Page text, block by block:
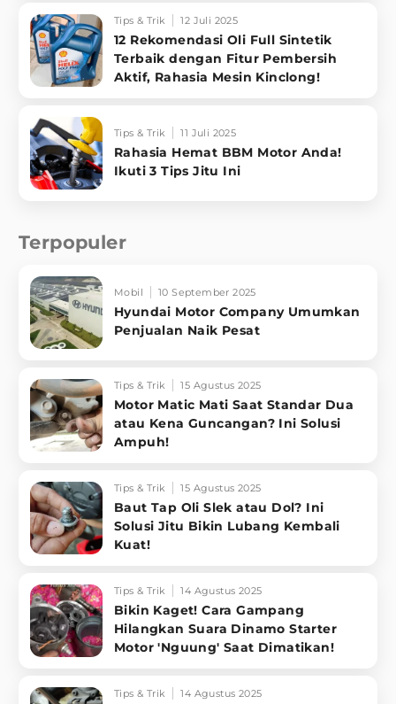
Tips & Trik 12 Juli 2025
12 Rekomendasi Oli Full Sintetik
Terbaik dengan Fitur Pembersih
Aktif, Rahasia Mesin Kinclong!
Tips & Trik 11 Juli 2025
Rahasia Hemat BBM Motor Anda!
Ikuti 3 Tips Jitu Ini
Terpopuler
Mobil 10 September 2025
Hyundai Motor Company Umumkan
Penjualan Naik Pesat
Tips & Trik 15 Agustus 2025
Motor Matic Mati Saat Standar Dua
atau Kena Guncangan? Ini Solusi
Ampuh!
Tips & Trik 15 Agustus 2025
Baut Tap Oli Slek atau Dol? Ini
Solusi Jitu Bikin Lubang Kembali
Kuat!
Tips & Trik 14 Agustus 2025
Bikin Kaget! Cara Gampang
Hilangkan Suara Dinamo Starter
Motor 'Nguung' Saat Dimatikan!
Tips & Trik 14 Agustus 2025